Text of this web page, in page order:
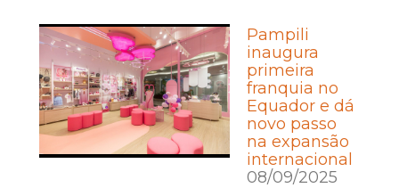
Pampili
inaugura
primeira
franquia no
Equador e dá
novo passo
na expansão
internacional
08/09/2025